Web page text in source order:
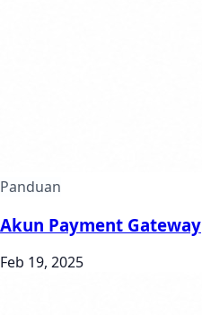
Panduan
Akun Payment Gateway
Feb 19, 2025